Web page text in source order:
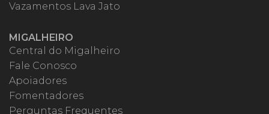
Vazamentos Lava Jato
MIGALHEIRO
Central do Migalheiro
Fale Conosco
Apoiadores
Fomentadores
Perguntas Frequentes